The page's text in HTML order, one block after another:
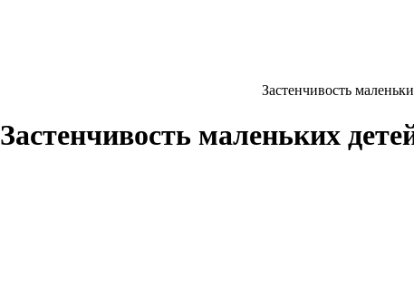
Застенчивость
Застенчивость маленьких